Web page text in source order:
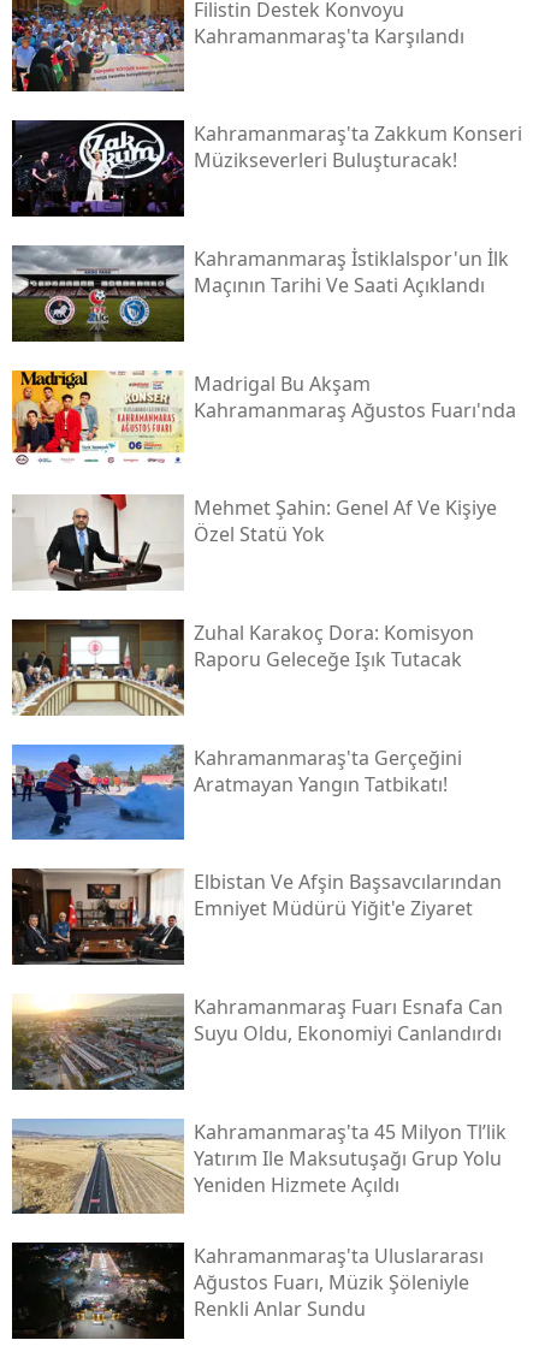
Filistin Destek Konvoyu
Kahramanmaraş'ta Karşılandı
Kahramanmaraş'ta Zakkum Konseri
Müzikseverleri Buluşturacak!
Kahramanmaraş İstiklalspor'un İlk
Maçının Tarihi Ve Saati Açıklandı
Madrigal Bu Akşam
Kahramanmaraş Ağustos Fuarı'nda
Mehmet Şahin: Genel Af Ve Kişiye
Özel Statü Yok
Zuhal Karakoç Dora: Komisyon
Raporu Geleceğe Işık Tutacak
Kahramanmaraş'ta Gerçeğini
Aratmayan Yangın Tatbikatı!
Elbistan Ve Afşin Başsavcılarından
Emniyet Müdürü Yiğit'e Ziyaret
Kahramanmaraş Fuarı Esnafa Can
Suyu Oldu, Ekonomiyi Canlandırdı
Kahramanmaraş'ta 45 Milyon Tl’lik
Yatırım Ile Maksutuşağı Grup Yolu
Yeniden Hizmete Açıldı
Kahramanmaraş'ta Uluslararası
Ağustos Fuarı, Müzik Şöleniyle
Renkli Anlar Sundu